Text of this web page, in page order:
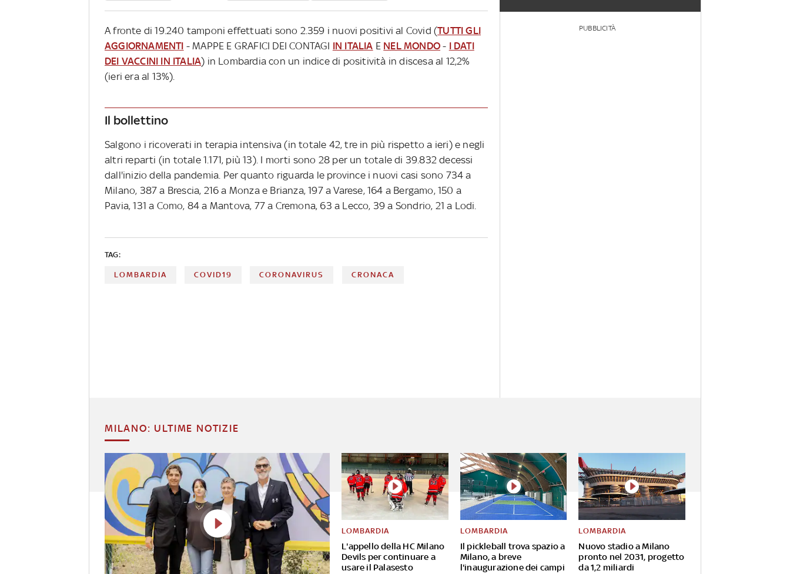
A fronte di 19.240 tamponi effettuati sono 2.359 i nuovi positivi al Covid (TUTTI GLI
AGGIORNAMENTI - MAPPE E GRAFICI DEI CONTAGI IN ITALIA E NEL MONDO - I DATI
DEI VACCINI IN ITALIA) in Lombardia con un indice di positività in discesa al 12,2%
(ieri era al 13%).
Il bollettino
Salgono i ricoverati in terapia intensiva (in totale 42, tre in più rispetto a ieri) e negli
altri reparti (in totale 1.171, più 13). I morti sono 28 per un totale di 39.832 decessi
dall'inizio della pandemia. Per quanto riguarda le province i nuovi casi sono 734 a
Milano, 387 a Brescia, 216 a Monza e Brianza, 197 a Varese, 164 a Bergamo, 150 a
Pavia, 131 a Como, 84 a Mantova, 77 a Cremona, 63 a Lecco, 39 a Sondrio, 21 a Lodi.
TAG:
LOMBARDIA COVID19 CORONAVIRUS CRONACA
PUBBLICITÀ
MILANO: ULTIME NOTIZIE
L'appello della HC Milano
Devils per continuare a
usare il Palasesto
LOMBARDIA
Il pickleball trova spazio a
Milano, a breve
l'inaugurazione dei campi
LOMBARDIA
Nuovo stadio a Milano
pronto nel 2031, progetto
da 1,2 miliardi
LOMBARDIA